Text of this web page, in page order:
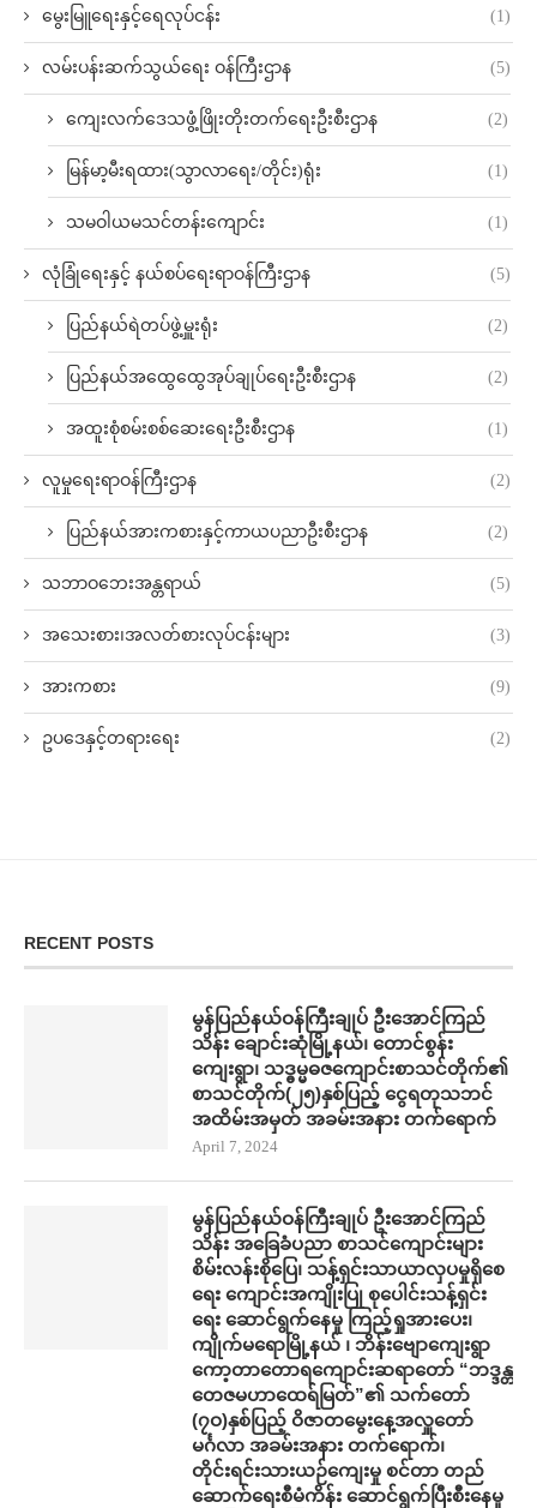
မွေးမြူရေးနှင့်ရေလုပ်ငန်း (1)
လမ်းပန်းဆက်သွယ်‌ရေး ဝန်ကြီးဌာန (5)
ကျေးလက်ဒေသဖွံ့ဖြိုးတိုးတက်ရေးဦးစီးဌာန (2)
မြန်မာ့မီးရထား(သွာလာရေး/တိုင်း)ရုံး (1)
သမဝါယမသင်တန်းကျောင်း (1)
လုံခြုံရေးနှင့် နယ်စပ်ရေးရာဝန်ကြီးဌာန (5)
ပြည်နယ်ရဲတပ်ဖွဲ့မှူးရုံး (2)
ပြည်နယ်အထွေထွေအုပ်ချုပ်ရေးဦးစီးဌာန (2)
အထူးစုံစမ်းစစ်ဆေးရေးဦးစီးဌာန (1)
လူမှုရေးရာဝန်ကြီးဌာန (2)
ပြည်နယ်အားကစားနှင့်ကာယပညာဦးစီးဌာန (2)
သဘာဝဘေးအန္တရာယ် (5)
အသေးစား၊အလတ်စားလုပ်ငန်းများ (3)
အားကစား (9)
ဥပဒေနှင့်တရားရေး (2)
RECENT POSTS
မွန်ပြည်နယ်ဝန်ကြီးချုပ် ဦးအောင်ကြည်
သိန်း ချောင်းဆုံမြို့နယ်၊ တောင်စွန်း
ကျေးရွာ၊ သဒ္ဓမ္မဓဇကျောင်းစာသင်တိုက်၏
စာသင်တိုက်(၂၅)နှစ်ပြည့် ငွေရတုသဘင်
အထိမ်းအမှတ် အခမ်းအနား တက်​ရောက်
April 7, 2024
မွန်ပြည်နယ်ဝန်ကြီးချုပ် ဦးအောင်ကြည်
သိန်း အ​ခြေခံပညာ စာသင်​ကျောင်းများ
စိမ်းလန်းစို​​ပြေ​၊ သန့်ရှင်းသာယာလှ​ပ​မှုရှိ​စေ
ရေး ကျောင်းအကျိုးပြု စု​ပေါင်းသန့်ရှင်း​
ရေး ​ဆောင်ရွက်နေမှု ကြည့်ရှုအား​ပေး၊
ကျိုက်မရောမြို့နယ် ၊ ဘိန်းဗျောကျေးရွာ
ကော့တာတောရကျောင်းဆရာတော် “ဘဒ္ဒန္တ
တေဇမဟာထေရ်မြတ်”၏ သက်တော်
(၇ဝ)နှစ်ပြည့် ဝိဇာတမွေးနေ့အလှူတော်
မင်္ဂလာ အခမ်းအနား တက်​ရောက်၊
တိုင်းရင်းသားယဉ်ကျေးမှု စင်တာ တည်​
ဆောက်​ရေးစီမံကိန်း ​ဆောင်ရွက်ပြီးစီး​နေမှု